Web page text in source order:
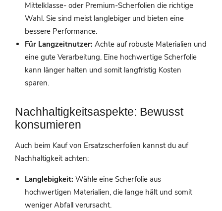
Mittelklasse- oder Premium-Scherfolien die richtige
Wahl. Sie sind meist langlebiger und bieten eine
bessere Performance.
Für Langzeitnutzer: Achte auf robuste Materialien und
eine gute Verarbeitung. Eine hochwertige Scherfolie
kann länger halten und somit langfristig Kosten
sparen.
Nachhaltigkeitsaspekte: Bewusst
konsumieren
Auch beim Kauf von Ersatzscherfolien kannst du auf
Nachhaltigkeit achten:
Langlebigkeit: Wähle eine Scherfolie aus
hochwertigen Materialien, die lange hält und somit
weniger Abfall verursacht.